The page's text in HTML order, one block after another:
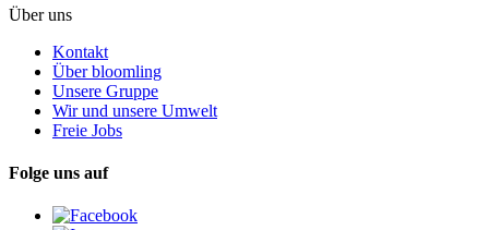
Über uns
Kontakt
Über bloomling
Unsere Gruppe
Wir und unsere Umwelt
Freie Jobs
Folge uns auf